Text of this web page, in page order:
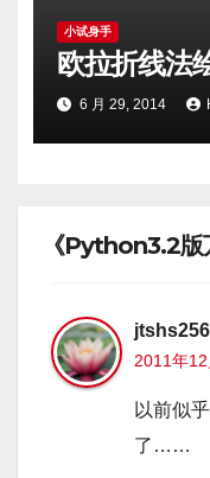
小试身手
欧拉折线法
6 月 29, 2014
《Python3.2
jtshs256
2011年
以前似
了……